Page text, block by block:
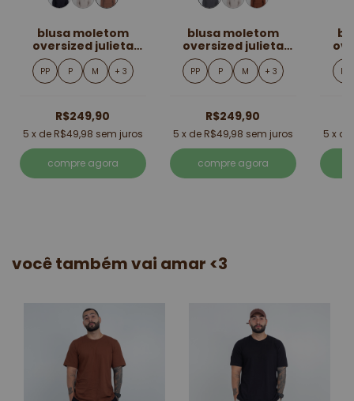
blusa moletom
oversized julieta
marrom
PP P M + 3
R$249,90
5 x de R$49,98 sem juros
compre agora
blusa moletom
oversized julieta
preta
PP P M + 3
R$249,90
5 x de R$49,98 sem juros
compre agora
PP
5 x de
você também vai amar <3